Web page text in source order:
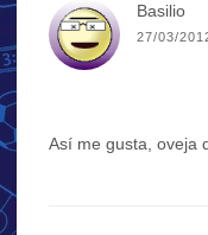
Basilio
27/03/
Así me gusta, oveja